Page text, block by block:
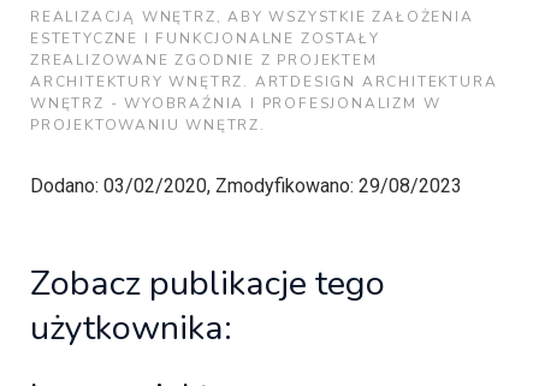
REALIZACJĄ WNĘTRZ, ABY WSZYSTKIE ZAŁOŻENIA
ESTETYCZNE I FUNKCJONALNE ZOSTAŁY
ZREALIZOWANE ZGODNIE Z PROJEKTEM
ARCHITEKTURY WNĘTRZ. ARTDESIGN ARCHITEKTURA
WNĘTRZ - WYOBRAŹNIA I PROFESJONALIZM W
PROJEKTOWANIU WNĘTRZ.
Dodano: 03/02/2020, Zmodyfikowano: 29/08/2023
Zobacz publikacje tego
użytkownika: